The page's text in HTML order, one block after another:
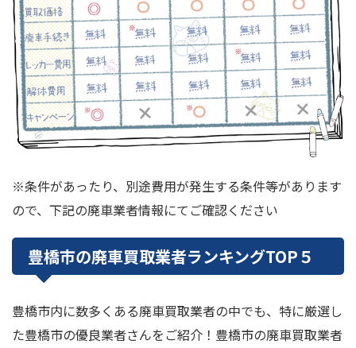
※条件があったり、別途費用が発生する条件等があります
ので、下記の廃車業者情報にてご確認ください
豊橋市の廃車買取業者ランキングTOP５
豊橋市内に数多くある廃車買取業者の中でも、特に厳選し
た豊橋市の優良業者さんをご紹介！豊橋市の廃車買取業者